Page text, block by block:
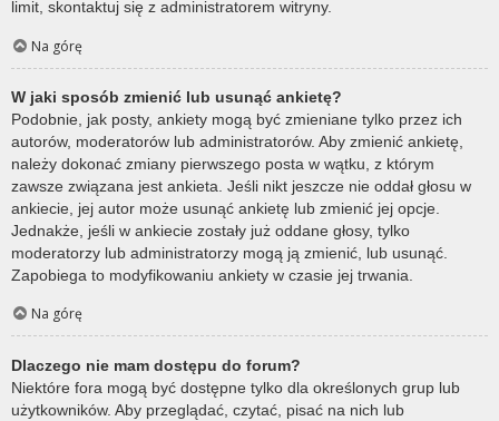
limit, skontaktuj się z administratorem witryny.
Na górę
W jaki sposób zmienić lub usunąć ankietę?
Podobnie, jak posty, ankiety mogą być zmieniane tylko przez ich
autorów, moderatorów lub administratorów. Aby zmienić ankietę,
należy dokonać zmiany pierwszego posta w wątku, z którym
zawsze związana jest ankieta. Jeśli nikt jeszcze nie oddał głosu w
ankiecie, jej autor może usunąć ankietę lub zmienić jej opcje.
Jednakże, jeśli w ankiecie zostały już oddane głosy, tylko
moderatorzy lub administratorzy mogą ją zmienić, lub usunąć.
Zapobiega to modyfikowaniu ankiety w czasie jej trwania.
Na górę
Dlaczego nie mam dostępu do forum?
Niektóre fora mogą być dostępne tylko dla określonych grup lub
użytkowników. Aby przeglądać, czytać, pisać na nich lub